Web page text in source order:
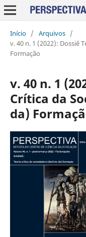
Início / Arquivos /
v. 40 n. 1 (2022): Dossiê
Formação
v. 40 n. 1
Crítica da
da)